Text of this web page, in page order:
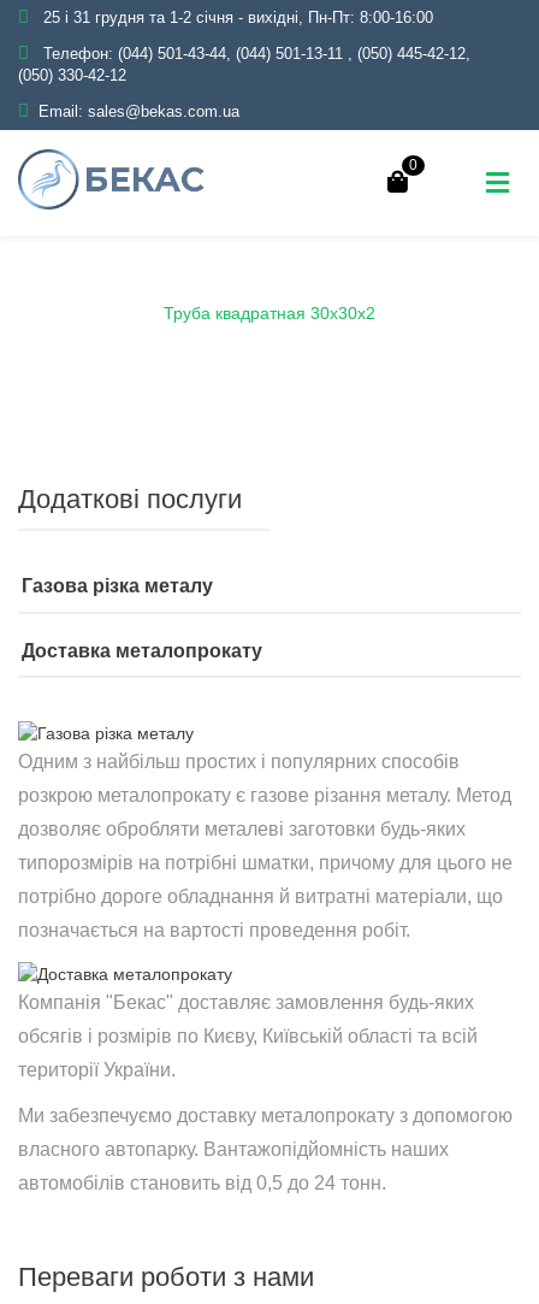
25 і 31 грудня та 1-2 січня - вихідні, Пн-Пт: 8:00-16:00
Телефон: (044) 501-43-44, (044) 501-13-11 , (050) 445-42-12,
(050) 330-42-12
Email: sales@bekas.com.ua
0
Труба квадратная 30х30х2
Додаткові послуги
Газова різка металу
Доставка металопрокату
Одним з найбільш простих і популярних способів
розкрою металопрокату є газове різання металу. Метод
дозволяє обробляти металеві заготовки будь-яких
типорозмірів на потрібні шматки, причому для цього не
потрібно дороге обладнання й витратні матеріали, що
позначається на вартості проведення робіт.
Компанія "Бекас" доставляє замовлення будь-яких
обсягів і розмірів по Києву, Київській області та всій
території України.
Ми забезпечуємо доставку металопрокату з допомогою
власного автопарку. Вантажопідйомність наших
автомобілів становить від 0,5 до 24 тонн.
Переваги роботи з нами